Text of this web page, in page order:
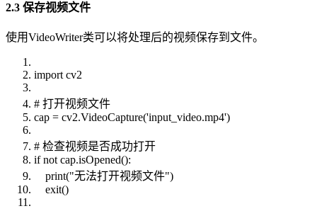
2.3 保存视频文件
使用VideoWriter类可以将处理后的视频保存到文件。
import cv2
# 打开视频文件
cap = cv2.VideoCapture('input_video.mp4')
# 检查视频是否成功打开
if not cap.isOpened():
print("无法打开视频文件")
exit()